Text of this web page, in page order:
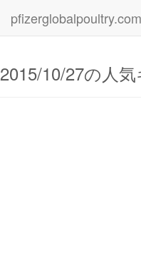
pfizerglobalpoultry.com
2015/10/27の人